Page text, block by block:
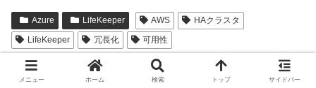
Azure LifeKeeper AWS
HAクラスタ
LifeKeeper
冗長化 可用性
シェアする
メニュー ホーム 検索 トップ サイドバー